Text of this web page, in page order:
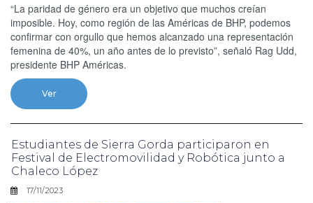
“La paridad de género era un objetivo que muchos creían
imposible. Hoy, como región de las Américas de BHP, podemos
confirmar con orgullo que hemos alcanzado una representación
femenina de 40%, un año antes de lo previsto”, señaló Rag Udd,
presidente BHP Américas.
Ver
Estudiantes de Sierra Gorda participaron en
Festival de Electromovilidad y Robótica junto a
Chaleco López
17/11/2023